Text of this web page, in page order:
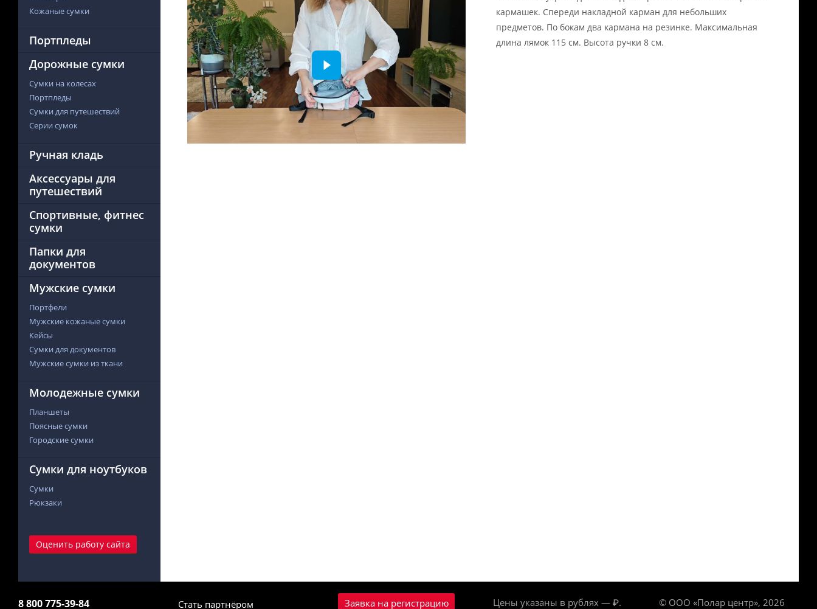
Кожаные сумки
Портпледы
Дорожные сумки
Сумки на колесах
Портпледы
Сумки для путешествий
Серии сумок
Ручная кладь
Аксессуары для
путешествий
Спортивные, фитнес
сумки
Папки для
документов
Мужские сумки
Портфели
Мужские кожаные сумки
Кейсы
Сумки для документов
Мужские сумки из ткани
Молодежные сумки
Планшеты
Поясные сумки
Городские сумки
Сумки для ноутбуков
Сумки
Рюкзаки
Оценить работу сайта
кармашек. Спереди накладной карман для небольших
предметов. По бокам два кармана на резинке. Максимальная
длина лямок 115 см. Высота ручки 8 см.
8 800 775-39-84 Стать партнёром Заявка на регистрацию Цены указаны в рублях — ₽. © ООО «Полар центр», 2026